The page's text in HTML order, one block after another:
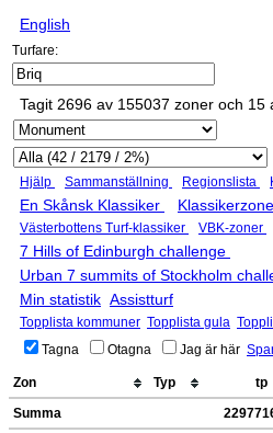
English
Turfare:
Tagit 2696 av 155037 zoner och 15
Hjälp Sammanställning Regionslista
En Skånsk Klassiker
Västerbottens Turf-klassiker VBK-zoner
7 Hills of Edinburgh challenge
Urban 7 summits of Stockholm
Min statistik Assistturf
Topplista kommuner Topplista gula
Tagna
Otagna Jag är här
Zon Typ tp
Summa